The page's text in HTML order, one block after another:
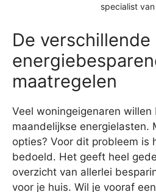
specialist van
De
maatregelen
Veel woningeigenaren willen
maandelijkse energielasten.
opties? Voor dit probleem is
bedoeld. Het geeft heel
overzicht van allerlei
voor je huis. Wil je vooraf